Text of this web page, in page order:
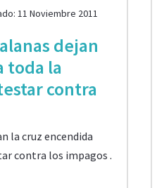
11 Noviembre 2011
dejan
toda la
contra
la cruz encendida
contra los impagos .